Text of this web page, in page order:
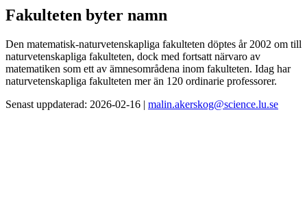
Fakulteten byter namn
Den matematisk-naturvetenskapliga fakulteten döptes år 2002 om till
naturvetenskapliga fakulteten, dock med fortsatt närvaro av
matematiken som ett av ämnesområdena inom fakulteten. Idag har
naturvetenskapliga fakulteten mer än 120 ordinarie professorer.
Senast uppdaterad: 2026-02-16 | malin.akerskog@science.lu.se